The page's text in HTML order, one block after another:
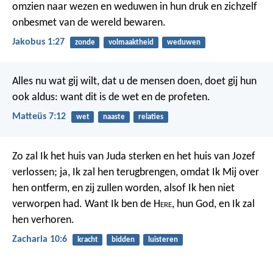
omzien naar wezen en weduwen in hun druk en zichzelf
onbesmet van de wereld bewaren.
Jakobus 1:27 zonde volmaaktheid weduwen
Alles nu wat gij wilt, dat u de mensen doen, doet gij hun
ook aldus: want dit is de wet en de profeten.
Matteüs 7:12 wet naaste relaties
Zo zal Ik het huis van Juda sterken en het huis van Jozef
verlossen; ja, Ik zal hen terugbrengen, omdat Ik Mij over
hen ontferm, en zij zullen worden, alsof Ik hen niet
verworpen had. Want Ik ben de Here, hun God, en Ik zal
hen verhoren.
Zacharia 10:6 kracht bidden luisteren